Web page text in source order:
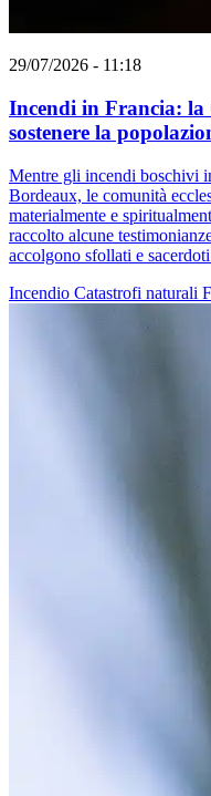
29/07/2026 - 11:18
Incendi in Francia: la
sostenere la
Mentre gli incendi boschivi
Bordeaux, le comunità
materialmente e
raccolto alcune
accolgono sfollati e
Incendio Catastrofi naturali